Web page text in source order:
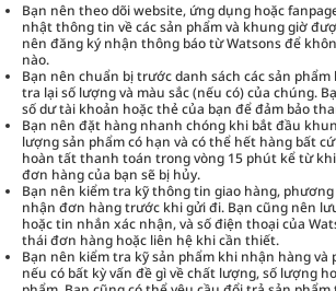
Bạn nên theo dõi website, ứng dụng hoặc
nhật thông tin về các sản phẩm và khung giờ
nên đăng ký nhận thông báo từ Watsons để
nào.
Bạn nên chuẩn bị trước danh sách các sản
tra lại số lượng và màu sắc (nếu có) của chúng.
số dư tài khoản hoặc thẻ của bạn để đảm bảo
Bạn nên đặt hàng nhanh chóng khi bắt đầu
lượng sản phẩm có hạn và có thể hết hàng bất
hoàn tất thanh toán trong vòng 15 phút kể từ
đơn hàng của bạn sẽ bị hủy.
Bạn nên kiểm tra kỹ thông tin giao hàng,
nhận đơn hàng trước khi gửi đi. Bạn cũng nên
hoặc tin nhắn xác nhận, và số điện thoại của
thái đơn hàng hoặc liên hệ khi cần thiết.
Bạn nên kiểm tra kỹ sản phẩm khi nhận hàng và
nếu có bất kỳ vấn đề gì về chất lượng, số lượng